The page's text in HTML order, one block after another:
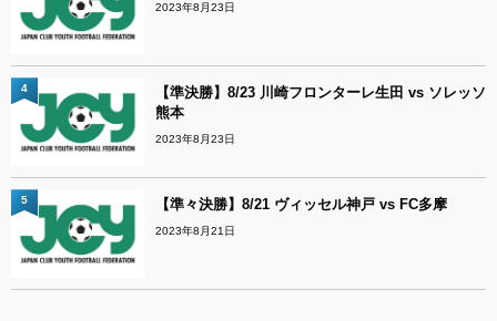
2023年8月23日
【準決勝】8/23 川崎フロンターレ生田 vs ソレッソ
熊本
2023年8月23日
4
【準々決勝】8/21 ヴィッセル神戸 vs FC多摩
2023年8月21日
5